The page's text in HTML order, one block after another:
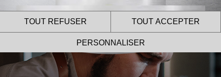
TOUT REFUSER TOUT ACCEPTER
PERSONNALISER